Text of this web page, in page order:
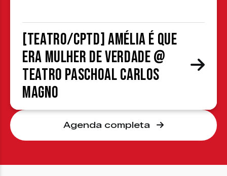
[TEATRO/CPTD] Amélia é que
era mulher de verdade @
Teatro Paschoal Carlos
Magno
Agenda completa